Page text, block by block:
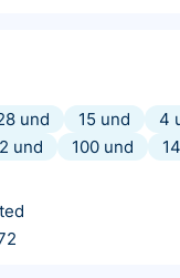
und 15 und
4
2 und 100 und